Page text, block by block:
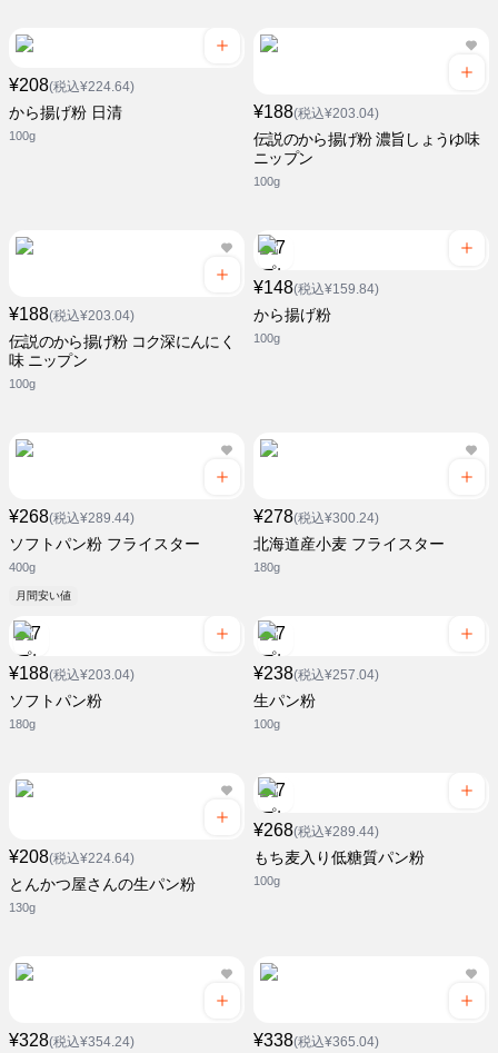
¥208(税込¥224.64)
から揚げ粉 日清
100g
¥188(税込¥203.04)
伝説のから揚げ粉 濃旨しょうゆ味
ニップン
100g
¥188(税込¥203.04)
伝説のから揚げ粉 コク深にんにく
味 ニップン
100g
¥148(税込¥159.84)
から揚げ粉
100g
¥268(税込¥289.44)
ソフトパン粉 フライスター
400g
月間安い値
¥278(税込¥300.24)
北海道産小麦 フライスター
180g
¥188(税込¥203.04)
ソフトパン粉
180g
¥238(税込¥257.04)
生パン粉
100g
¥208(税込¥224.64)
とんかつ屋さんの生パン粉
130g
¥268(税込¥289.44)
もち麦入り低糖質パン粉
100g
¥328(税込¥354.24) ¥338(税込¥365.04)